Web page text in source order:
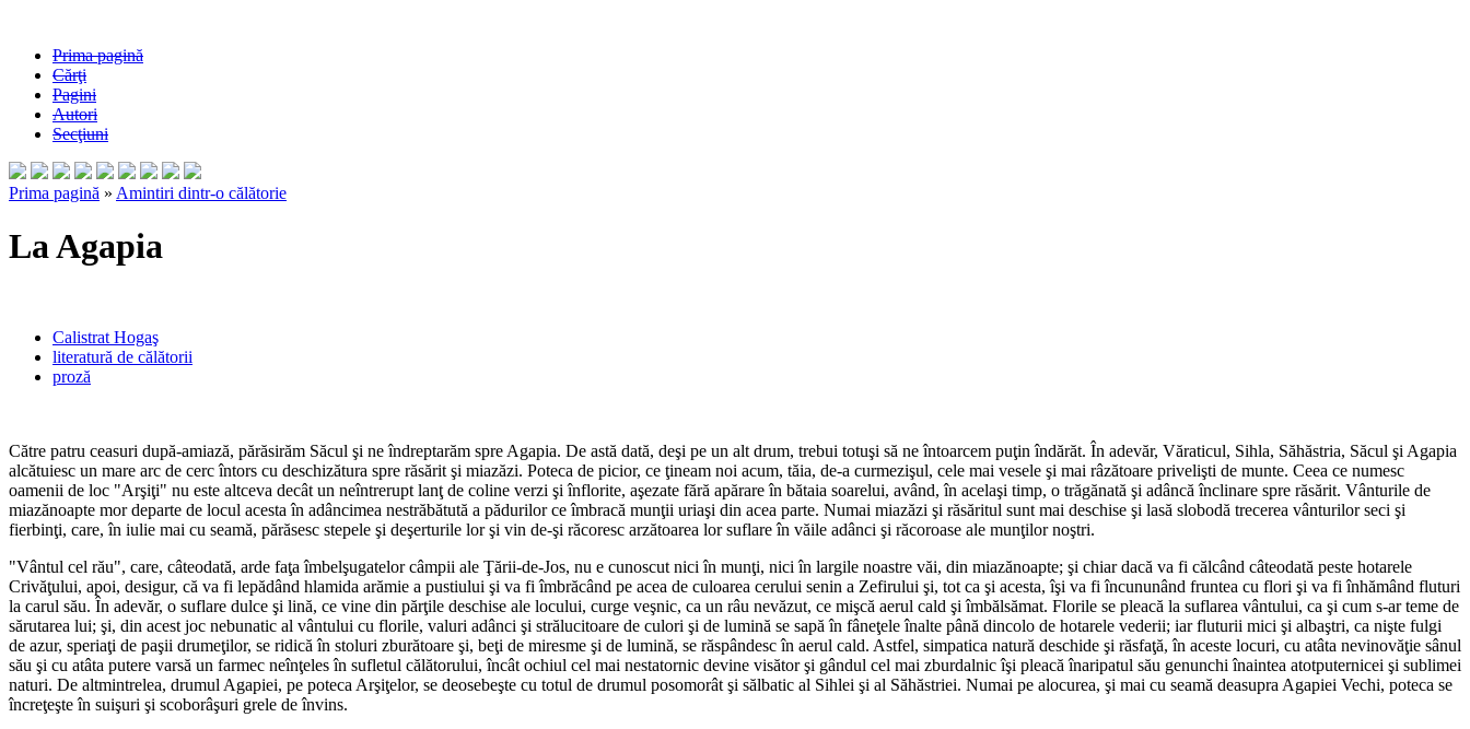
Prima pagină
Cărţi
Pagini
Autori
Secţiuni
Prima pagină » Amintiri dintr-o călătorie
La Agapia
Calistrat Hogaş
literatură de călătorii
proză
Către patru ceasuri după-amiază, părăsirăm Săcul şi ne îndreptarăm spre Agapia. De astă dată, deşi pe un alt drum, trebui totuşi să ne întoarcem puţin îndărăt. În adevăr, Văraticul, Sihla, Săhăstria, Săcul şi Agapia
alcătuiesc un mare arc de cerc întors cu deschizătura spre răsărit şi miazăzi. Poteca de picior, ce ţineam noi acum, tăia, de-a curmezişul, cele mai vesele şi mai râzătoare privelişti de munte. Ceea ce numesc
oamenii de loc "Arşiţi" nu este altceva decât un neîntrerupt lanţ de coline verzi şi înflorite, aşezate fără apărare în bătaia soarelui, având, în acelaşi timp, o trăgănată şi adâncă înclinare spre răsărit. Vânturile de
miazănoapte mor departe de locul acesta în adâncimea nestrăbătută a pădurilor ce îmbracă munţii uriaşi din acea parte. Numai miazăzi şi răsăritul sunt mai deschise şi lasă slobodă trecerea vânturilor seci şi
fierbinţi, care, în iulie mai cu seamă, părăsesc stepele şi deşerturile lor şi vin de-şi răcoresc arzătoarea lor suflare în văile adânci şi răcoroase ale munţilor noştri.
"Vântul cel rău", care, câteodată, arde faţa îmbelşugatelor câmpii ale Ţării-de-Jos, nu e cunoscut nici în munţi, nici în largile noastre văi, din miazănoapte; şi chiar dacă va fi călcând câteodată peste hotarele
Crivăţului, apoi, desigur, că va fi lepădând hlamida arămie a pustiului şi va fi îmbrăcând pe acea de culoarea cerului senin a Zefirului şi, tot ca şi acesta, îşi va fi încununând fruntea cu flori şi va fi înhămând fluturi
la carul său. În adevăr, o suflare dulce şi lină, ce vine din părţile deschise ale locului, curge veşnic, ca un râu nevăzut, ce mişcă aerul cald şi îmbălsămat. Florile se pleacă la suflarea vântului, ca şi cum s-ar teme de
sărutarea lui; şi, din acest joc nebunatic al vântului cu florile, valuri adânci şi strălucitoare de culori şi de lumină se sapă în fâneţele înalte până dincolo de hotarele vederii; iar fluturii mici şi albaştri, ca nişte fulgi
de azur, speriaţi de paşii drumeţilor, se ridică în stoluri zburătoare şi, beţi de miresme şi de lumină, se răspândesc în aerul cald. Astfel, simpatica natură deschide şi răsfaţă, în aceste locuri, cu atâta nevinovăţie sânul
său şi cu atâta putere varsă un farmec neînţeles în sufletul călătorului, încât ochiul cel mai nestatornic devine visător şi gândul cel mai zburdalnic îşi pleacă înaripatul său genunchi înaintea atotputernicei şi sublimei
naturi. De altmintrelea, drumul Agapiei, pe poteca Arşiţelor, se deosebeşte cu totul de drumul posomorât şi sălbatic al Sihlei şi al Săhăstriei. Numai pe alocurea, şi mai cu seamă deasupra Agapiei Vechi, poteca se
încreţeşte în suişuri şi scoborâşuri grele de învins.